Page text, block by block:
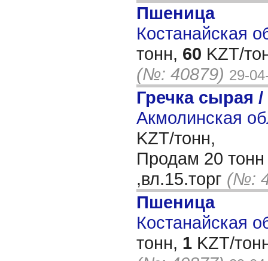
Пшеница
Костанайская
тонн, 60 KZT/
(№: 40879) 29-
Гречка сырая /
Акмолинская
KZT/тонн,
Продам 20 тонн
,вл.15.торг (№:
Пшеница
Костанайская
тонн, 1 KZT/